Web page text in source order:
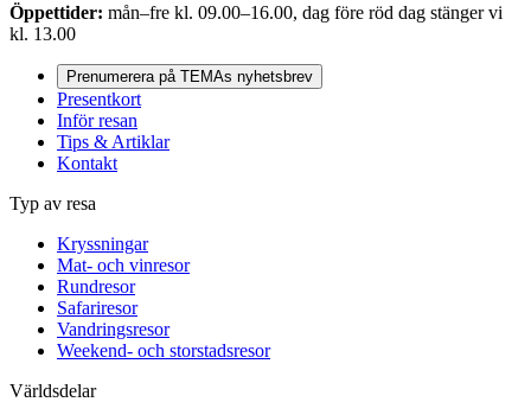
Öppettider: mån–fre kl. 09.00–16.00, dag före röd dag stänger vi
kl. 13.00
Prenumerera på TEMAs nyhetsbrev
Presentkort
Inför resan
Tips & Artiklar
Kontakt
Typ av resa
Kryssningar
Mat- och vinresor
Rundresor
Safariresor
Vandringsresor
Weekend- och storstadsresor
Världsdelar